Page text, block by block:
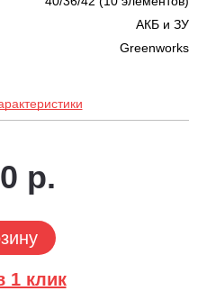
АКБ и ЗУ
Greenworks
р.
1 клик